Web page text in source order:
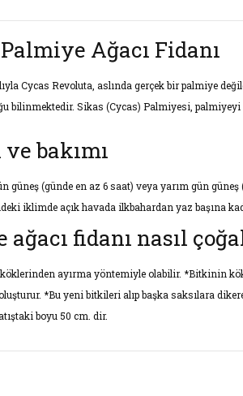
Ağacı Fidanı
Cycas Revoluta, aslında gerçek bir palmiye
bilinmektedir. Sikas (Cycas) Palmiyesi,
bakımı
güneş (günde en az 6 saat) veya yarım gün
iklimde açık havada ilkbahardan yaz başına
fidanı nasıl
ayırma yöntemiyle olabilir. *Bitkinin
*Bu yeni bitkileri alıp başka saksılara
boyu 50 cm. dir.